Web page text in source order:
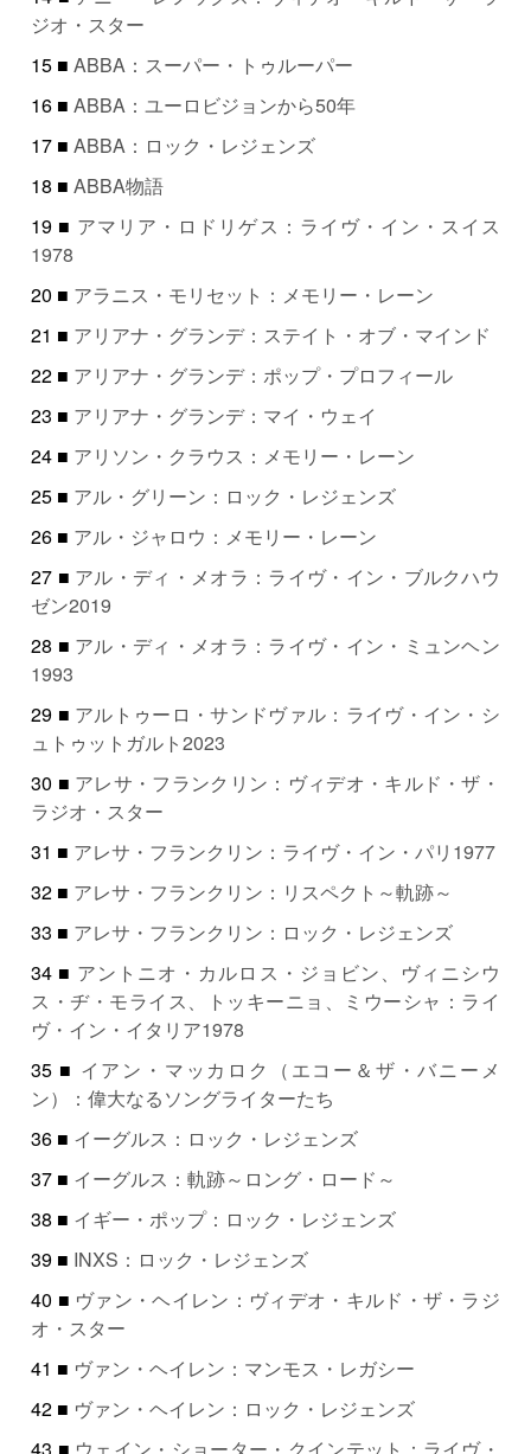
ジオ・スター
15 ■ABBA：スーパー・トゥルーパー
16 ■ABBA：ユーロビジョンから50年
17 ■ABBA：ロック・レジェンズ
18 ■ABBA物語
19 ■ アマリア・ロドリゲス：ライヴ・イン・スイス
1978
20 ■ アラニス・モリセット：メモリー・レーン
21 ■ アリアナ・グランデ：ステイト・オブ・マインド
22 ■ アリアナ・グランデ：ポップ・プロフィール
23 ■ アリアナ・グランデ：マイ・ウェイ
24 ■ アリソン・クラウス：メモリー・レーン
25 ■ アル・グリーン：ロック・レジェンズ
26 ■ アル・ジャロウ：メモリー・レーン
27 ■ アル・ディ・メオラ：ライヴ・イン・ブルクハウ
ゼン2019
28 ■ アル・ディ・メオラ：ライヴ・イン・ミュンヘン
1993
29 ■ アルトゥーロ・サンドヴァル：ライヴ・イン・シ
ュトゥットガルト2023
30 ■ アレサ・フランクリン：ヴィデオ・キルド・ザ・
ラジオ・スター
31 ■ アレサ・フランクリン：ライヴ・イン・パリ1977
32 ■ アレサ・フランクリン：リスペクト～軌跡～
33 ■ アレサ・フランクリン：ロック・レジェンズ
34 ■ アントニオ・カルロス・ジョビン、ヴィニシウ
ス・ヂ・モライス、トッキーニョ、ミウーシャ：ライ
ヴ・イン・イタリア1978
35 ■ イアン・マッカロク（エコー＆ザ・バニーメ
ン）：偉大なるソングライターたち
36 ■ イーグルス：ロック・レジェンズ
37 ■ イーグルス：軌跡～ロング・ロード～
38 ■ イギー・ポップ：ロック・レジェンズ
39 ■ INXS：ロック・レジェンズ
40 ■ ヴァン・ヘイレン：ヴィデオ・キルド・ザ・ラジ
オ・スター
41 ■ ヴァン・ヘイレン：マンモス・レガシー
42 ■ ヴァン・ヘイレン：ロック・レジェンズ